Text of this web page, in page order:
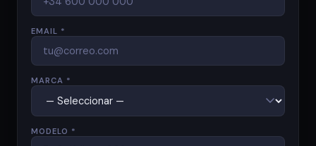
EMAIL *
MARCA *
MODELO *